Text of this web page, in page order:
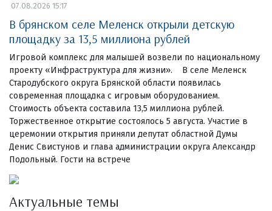
07.08.2026 15:17
В брянском селе Меленск открыли детскую
площадку за 13,5 миллиона рублей
Игровой комплекс для малышей возвели по национальному
проекту «Инфраструктура для жизни». В селе Меленск
Стародубского округа Брянской области появилась
современная площадка с игровым оборудованием.
Стоимость объекта составила 13,5 миллиона рублей.
Торжественное открытие состоялось 5 августа. Участие в
церемонии открытия приняли депутат областной Думы
Денис Свистунов и глава администрации округа Александр
Подольный. Гости на встрече
Актуальные темы